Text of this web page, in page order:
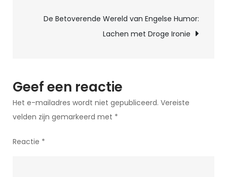
De Betoverende Wereld van Engelse Humor:
Lachen met Droge Ironie
Geef een reactie
Het e-mailadres wordt niet gepubliceerd. Vereiste
velden zijn gemarkeerd met *
Reactie *